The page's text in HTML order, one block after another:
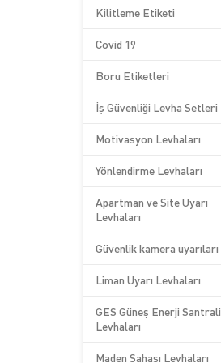
Kilitleme Etiketi
Covid 19
Boru Etiketleri
İş Güvenliği Levha Setleri
Motivasyon Levhaları
Yönlendirme Levhaları
Apartman ve Site Uyarı
Levhaları
Güvenlik kamera uyarıları
Liman Uyarı Levhaları
GES Güneş Enerji Santrali
Levhaları
Maden Sahası Levhaları